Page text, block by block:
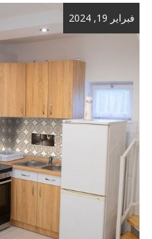
فبراير 19, 2024